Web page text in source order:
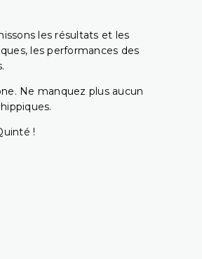
les résultats et les
les performances des
Ne manquez plus aucun
!